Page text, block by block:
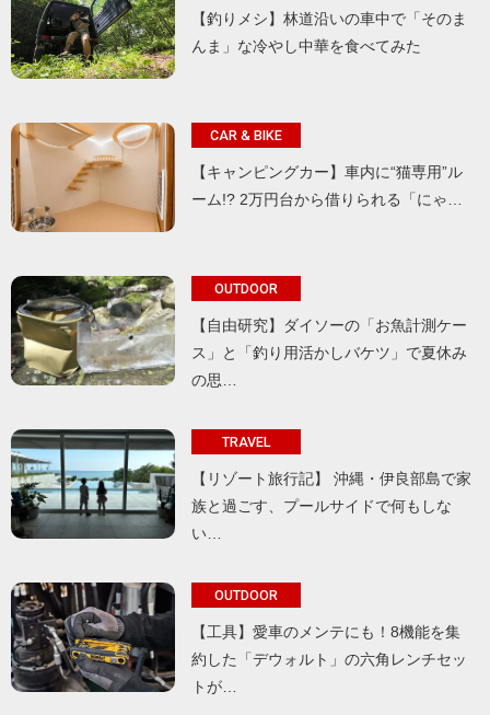
【釣りメシ】林道沿いの車中で「そのま
んま」な冷やし中華を食べてみた
CAR & BIKE
【キャンピングカー】車内に“猫専用”ル
ーム!? 2万円台から借りられる「にゃ…
OUTDOOR
【自由研究】ダイソーの「お魚計測ケー
ス」と「釣り用活かしバケツ」で夏休み
の思…
TRAVEL
【リゾート旅行記】 沖縄・伊良部島で家
族と過ごす、プールサイドで何もしな
い…
OUTDOOR
【工具】愛車のメンテにも！8機能を集
約した「デウォルト」の六角レンチセッ
トが…